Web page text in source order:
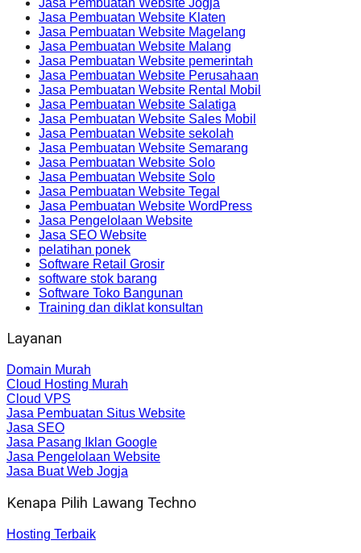
Jasa Pembuatan Website Klaten
Jasa Pembuatan Website Magelang
Jasa Pembuatan Website Malang
Jasa Pembuatan Website pemerintah
Jasa Pembuatan Website Perusahaan
Jasa Pembuatan Website Rental Mobil
Jasa Pembuatan Website Salatiga
Jasa Pembuatan Website Sales Mobil
Jasa Pembuatan Website sekolah
Jasa Pembuatan Website Semarang
Jasa Pembuatan Website Solo
Jasa Pembuatan Website Solo
Jasa Pembuatan Website Tegal
Jasa Pembuatan Website WordPress
Jasa Pengelolaan Website
Jasa SEO Website
pelatihan ponek
Software Retail Grosir
software stok barang
Software Toko Bangunan
Training dan diklat konsultan
Layanan
Domain Murah
Cloud Hosting Murah
Cloud VPS
Jasa Pembuatan Situs Website
Jasa SEO
Jasa Pasang Iklan Google
Jasa Pengelolaan Website
Jasa Buat Web Jogja
Kenapa Pilih Lawang Techno
Hosting Terbaik